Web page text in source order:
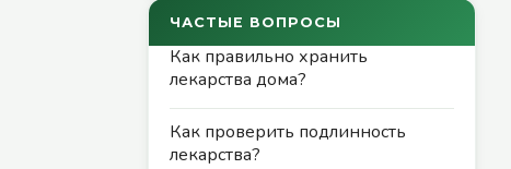
ЧАСТЫЕ ВОПРОСЫ
Как правильно хранить
лекарства дома?
Как проверить подлинность
лекарства?